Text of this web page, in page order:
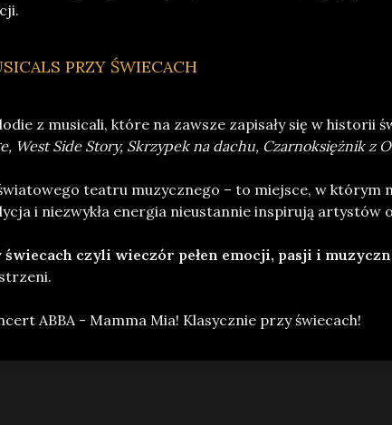
PRZY ŚWIECACH
z musicali, które na zawsze zapisały się w historii
West Side Story, Skrzypek na dachu, Czarnoksiężnik z
teatru muzycznego – to miejsce, w którym
i niezwykła energia nieustannie inspirują artystów
świecach czyli wieczór pełen emocji, pasji i
ABBA - Mamma Mia! Klasycznie przy świecach!